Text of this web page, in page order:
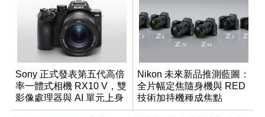
Sony 正式發表第五代高倍
率一體式相機 RX10 V，雙
影像處理器與 AI 單元上身
Nikon 未來新品推測藍圖：
全片幅定焦隨身機與 RED
技術加持機種成焦點